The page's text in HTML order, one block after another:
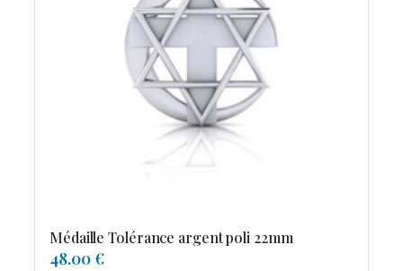
Médaille Tolérance argent poli 22mm
48.00 €